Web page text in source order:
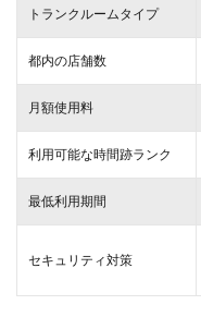
トランクルームタイプ
都内の店舗数
月額使用料
利用可能な時間跡ランク
最低利用期間
セキュリティ対策